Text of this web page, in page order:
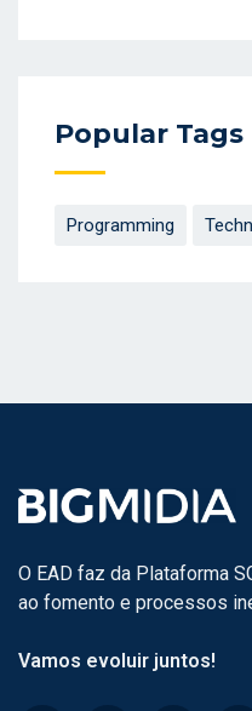
Popular Tags
Programming
O EAD faz da Plataforma
ao fomento e processos
Vamos evoluir juntos!